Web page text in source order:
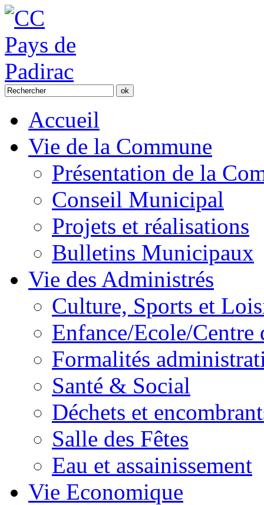
Accueil
Vie de la Commune
Présentation de la
Conseil Municipal
Projets et réalisations
Bulletins Municipaux
Vie des Administrés
Culture, Sports et
Enfance/Ecole/Centre
Formalités
Santé & Social
Déchets et
Salle des Fêtes
Eau et assainissement
Vie Economique